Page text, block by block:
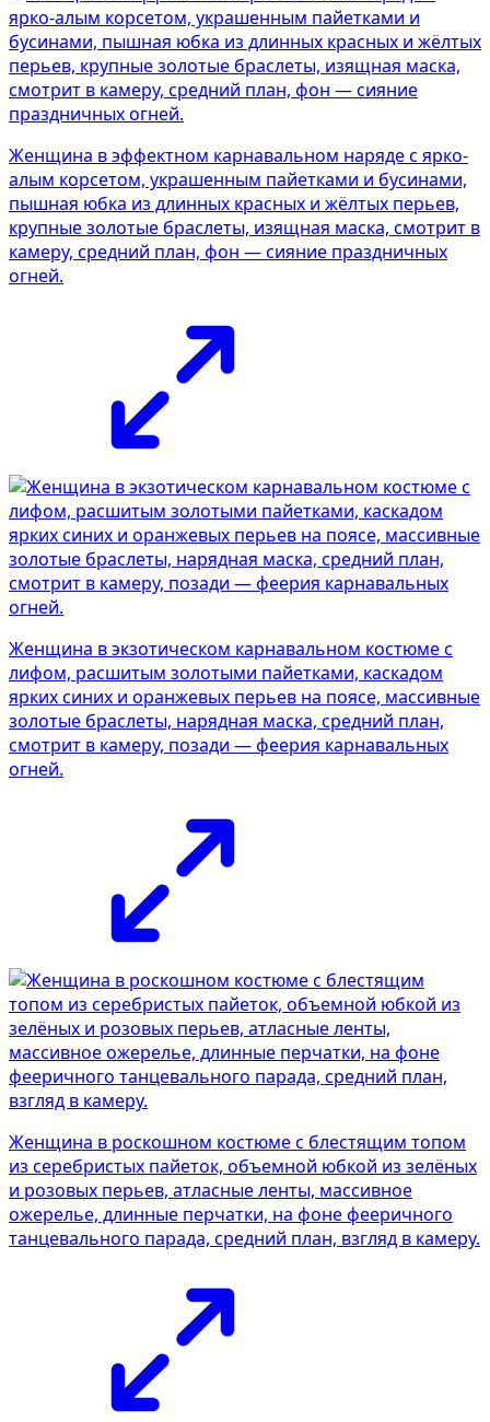
Женщина в эффектном карнавальном наряде с ярко-
алым корсетом, украшенным пайетками и бусинами,
пышная юбка из длинных красных и жёлтых перьев,
крупные золотые браслеты, изящная маска, смотрит в
камеру, средний план, фон — сияние праздничных
огней.
Женщина в экзотическом карнавальном костюме с
лифом, расшитым золотыми пайетками, каскадом
ярких синих и оранжевых перьев на поясе, массивные
золотые браслеты, нарядная маска, средний план,
смотрит в камеру, позади — феерия карнавальных
огней.
Женщина в роскошном костюме с блестящим топом
из серебристых пайеток, объемной юбкой из зелёных
и розовых перьев, атласные ленты, массивное
ожерелье, длинные перчатки, на фоне фееричного
танцевального парада, средний план, взгляд в камеру.